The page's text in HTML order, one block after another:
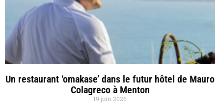
Un restaurant ‘omakase’ dans le futur hôtel de Mauro
Colagreco à Menton
19 juin 2026